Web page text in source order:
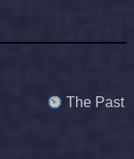
The Past